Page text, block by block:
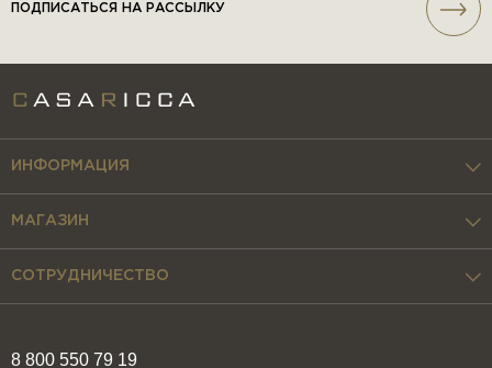
ПОДПИСАТЬСЯ НА РАССЫЛКУ
8 800 550 79 19
ИНФОРМАЦИЯ
МАГАЗИН
СОТРУДНИЧЕСТВО